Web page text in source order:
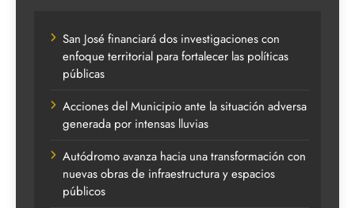
San José financiará dos investigaciones con
enfoque territorial para fortalecer las políticas
públicas
Acciones del Municipio ante la situación adversa
generada por intensas lluvias
Autódromo avanza hacia una transformación con
nuevas obras de infraestructura y espacios
públicos